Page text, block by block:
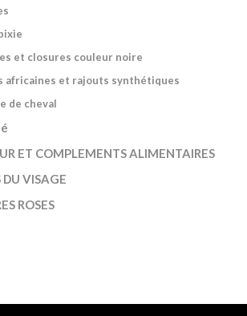
et closures couleur noire
africaines et rajouts synthétiques
de cheval
ET COMPLEMENTS ALIMENTAIRES
DU VISAGE
ROSES